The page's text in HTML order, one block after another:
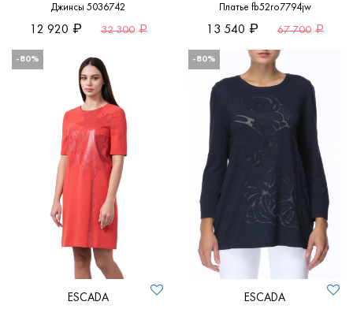
Джинсы 5036742
12 920 32 300
Платье fb52ro7794jw
13 540 67 700
-80%
ESCADA
-80%
ESCADA